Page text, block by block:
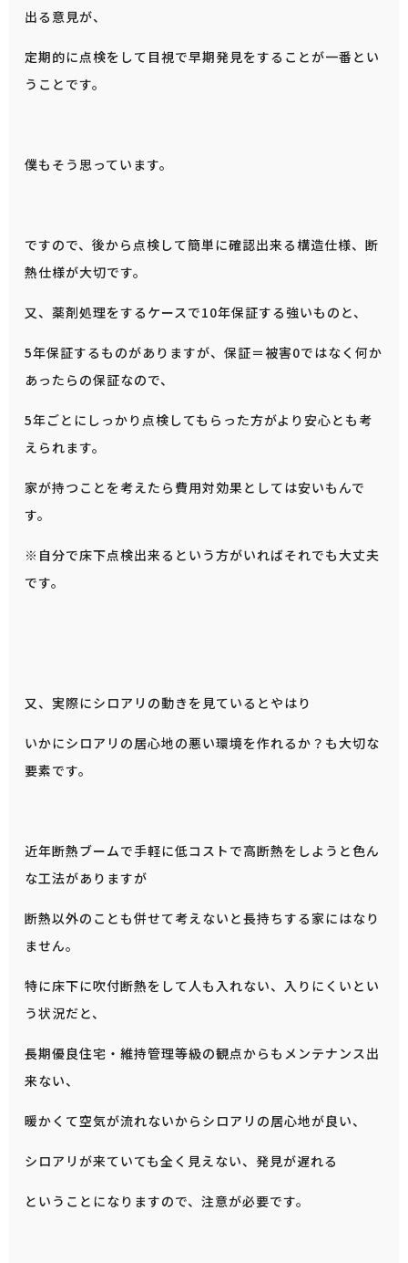
出る意見が、
定期的に点検をして目視で早期発見をすることが一番とい
うことです。
僕もそう思っています。
ですので、後から点検して簡単に確認出来る構造仕様、断
熱仕様が大切です。
又、薬剤処理をするケースで10年保証する強いものと、
5年保証するものがありますが、保証＝被害0ではなく何か
あったらの保証なので、
5年ごとにしっかり点検してもらった方がより安心とも考
えられます。
家が持つことを考えたら費用対効果としては安いもんで
す。
※自分で床下点検出来るという方がいればそれでも大丈夫
です。
又、実際にシロアリの動きを見ているとやはり
いかにシロアリの居心地の悪い環境を作れるか？も大切な
要素です。
近年断熱ブームで手軽に低コストで高断熱をしようと色ん
な工法がありますが
断熱以外のことも併せて考えないと長持ちする家にはなり
ません。
特に床下に吹付断熱をして人も入れない、入りにくいとい
う状況だと、
長期優良住宅・維持管理等級の観点からもメンテナンス出
来ない、
暖かくて空気が流れないからシロアリの居心地が良い、
シロアリが来ていても全く見えない、発見が遅れる
ということになりますので、注意が必要です。